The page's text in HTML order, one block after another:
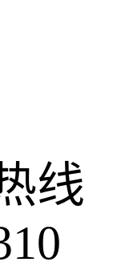
线